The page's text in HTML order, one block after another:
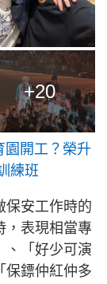
+20
園開工？榮升
練班
保安工作時的
，表現相當專
、「好少可演
保鏢仲紅仲多